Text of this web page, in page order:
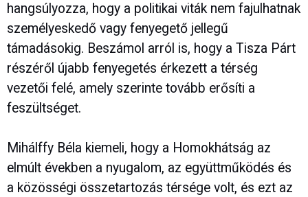
hangsúlyozza, hogy a politikai viták nem fajulhatnak
személyeskedő vagy fenyegető jellegű
támadásokig. Beszámol arról is, hogy a Tisza Párt
részéről újabb fenyegetés érkezett a térség
vezetői felé, amely szerinte tovább erősíti a
feszültséget.
Mihálffy Béla kiemeli, hogy a Homokhátság az
elmúlt években a nyugalom, az együttműködés és
a közösségi összetartozás térsége volt, és ezt az